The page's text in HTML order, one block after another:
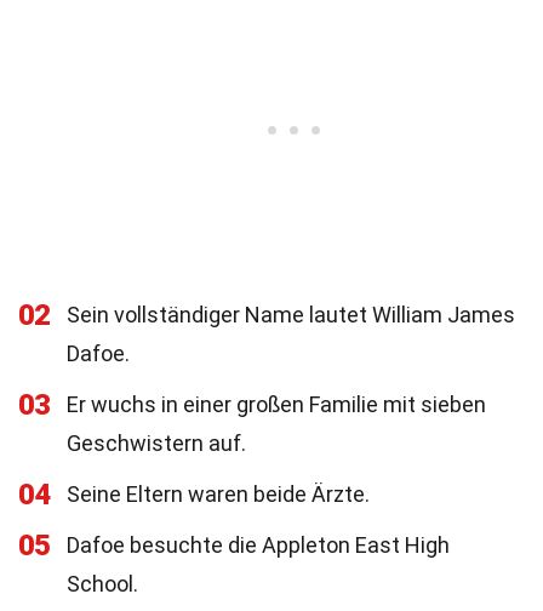
02
Sein vollständiger Name lautet William James
Dafoe.
03
Er wuchs in einer großen Familie mit sieben
Geschwistern auf.
04 Seine Eltern waren beide Ärzte.
05
Dafoe besuchte die Appleton East High
School.